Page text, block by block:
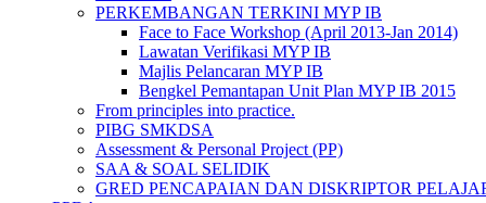
PERKEMBANGAN TERKINI MYP IB
Face to Face Workshop (April 2013-Jan 2014)
Lawatan Verifikasi MYP IB
Majlis Pelancaran MYP IB
Bengkel Pemantapan Unit Plan MYP IB 2015
From principles into practice.
PIBG SMKDSA
Assessment & Personal Project (PP)
SAA & SOAL SELIDIK
GRED PENCAPAIAN DAN DISKRIPTOR